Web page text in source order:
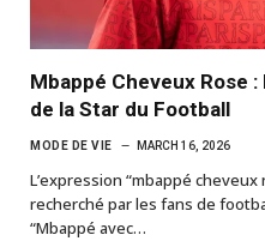
Mbappé Cheveux Rose
de la Star du Football
MODE DE VIE MARCH 16, 2026
L’expression “mbappé
recherché par les fans de
“Mbappé avec…